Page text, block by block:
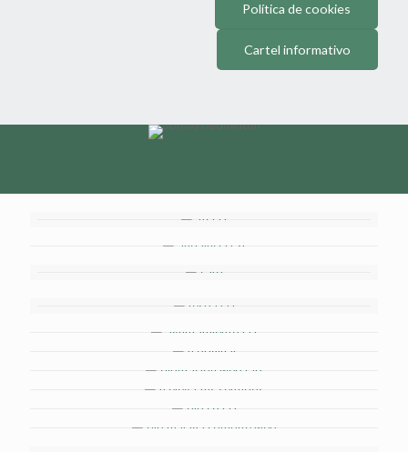
Política de cookies
Cartel informativo